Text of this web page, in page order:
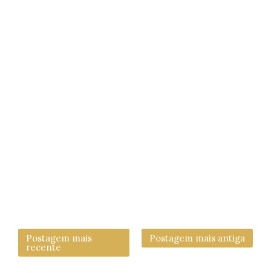
Postagem mais
recente
Postagem mais antiga